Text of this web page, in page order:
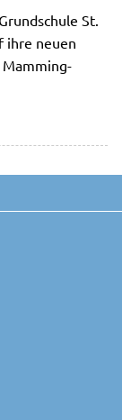
St.
ihre neuen